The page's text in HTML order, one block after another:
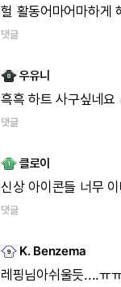
헐 활동어마어마하게
댓글
우유니
흑흑 하트 사구싶네요
댓글
클로이
신상 아이콘들 너무
댓글
K. Benzema
레핑님아쉬울듯....ㅠ